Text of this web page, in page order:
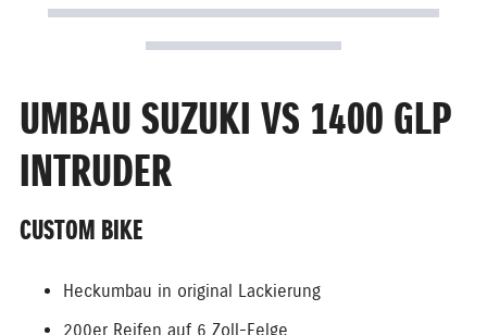
UMBAU SUZUKI VS 1400 GLP
INTRUDER
CUSTOM BIKE
Heckumbau in original Lackierung
200er Reifen auf 6 Zoll-Felge